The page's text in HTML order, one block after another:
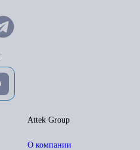
Attek Group
О компании